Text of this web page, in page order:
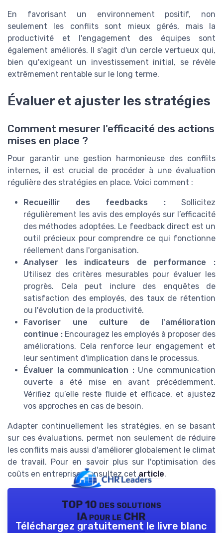
En favorisant un environnement positif, non
seulement les conflits sont mieux gérés, mais la
productivité et l'engagement des équipes sont
également améliorés. Il s'agit d'un cercle vertueux qui,
bien qu'exigeant un investissement initial, se révèle
extrêmement rentable sur le long terme.
Évaluer et ajuster les stratégies
Comment mesurer l'efficacité des actions
mises en place ?
Pour garantir une gestion harmonieuse des conflits
internes, il est crucial de procéder à une évaluation
régulière des stratégies en place. Voici comment :
Recueillir des feedbacks :Sollicitez
régulièrement les avis des employés sur l’efficacité
des méthodes adoptées. Le feedback direct est un
outil précieux pour comprendre ce qui fonctionne
réellement dans l'organisation.
Analyser les indicateurs de performance :
Utilisez des critères mesurables pour évaluer les
progrès. Cela peut inclure des enquêtes de
satisfaction des employés, des taux de rétention
ou l'évolution de la productivité.
Favoriser une culture de l'amélioration
continue : Encouragez les employés à proposer des
améliorations. Cela renforce leur engagement et
leur sentiment d'implication dans le processus.
Évaluer la communication :Une communication
ouverte a été mise en avant précédemment.
Vérifiez qu’elle reste fluide et efficace, et ajustez
vos approches en cas de besoin.
Adapter continuellement les stratégies, en se basant
sur ces évaluations, permet non seulement de réduire
les conflits mais aussi d'améliorer globalement le climat
de travail. Pour en savoir plus sur l'optimisation des
coûts en entreprise, consultez cetarticle.
TOP 10 des solutions
IA pour le CHR
Téléchargez gratuitement le livre blanc